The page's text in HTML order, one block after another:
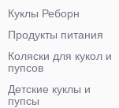
Куклы Реборн
Продукты питания
Коляски для кукол и
пупсов
Детские куклы и
пупсы